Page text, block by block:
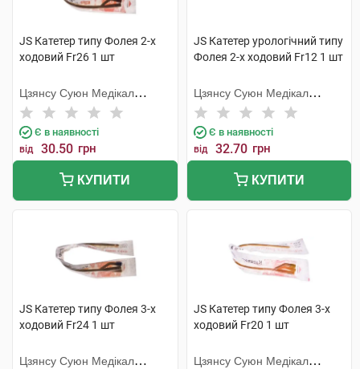
JS Катетер типу Фолея 2-х
ходовий Fr26 1 шт
Цзянсу Суюн Медікал
Метіріалс
Є в наявності
від 30.50 грн
КУПИТИ
JS Катетер урологічний типу
Фолея 2-х ходовий Fr12 1 шт
Цзянсу Суюн Медікал
Метіріалс
Є в наявності
від 32.70 грн
КУПИТИ
JS Катетер типу Фолея 3-х
ходовий Fr24 1 шт
Цзянсу Суюн Медікал
JS Катетер типу Фолея 3-х
ходовий Fr20 1 шт
Цзянсу Суюн Медікал